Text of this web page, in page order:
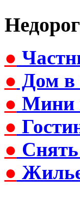
●
● Дом в
● Мини
●
●
●